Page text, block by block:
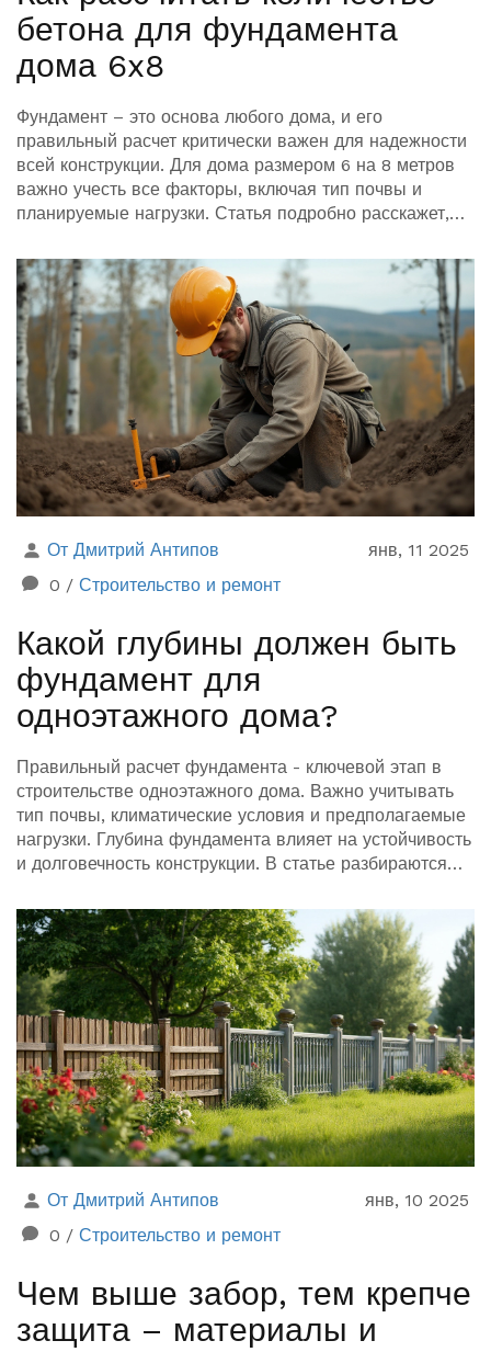
бетона для фундамента
дома 6x8
Фундамент – это основа любого дома, и его
правильный расчет критически важен для надежности
всей конструкции. Для дома размером 6 на 8 метров
важно учесть все факторы, включая тип почвы и
планируемые нагрузки. Статья подробно расскажет,
даст советы по выбору материалов и технологии
заливки. Узнайте, как избежать ошибок при
планировании и экономии средств при строительстве.
Эта информация будет полезна как
профессиональным строителям, так и начинающим
застройщикам.
От Дмитрий Антипов
янв, 11 2025
0 / Строительство и ремонт
Какой глубины должен быть
фундамент для
одноэтажного дома?
Правильный расчет фундамента - ключевой этап в
строительстве одноэтажного дома. Важно учитывать
тип почвы, климатические условия и предполагаемые
нагрузки. Глубина фундамента влияет на устойчивость
и долговечность конструкции. В статье разбираются
закладке фундамента, а также практические советы по
строительству.
От Дмитрий Антипов
янв, 10 2025
0 / Строительство и ремонт
Чем выше забор, тем крепче
защита – материалы и